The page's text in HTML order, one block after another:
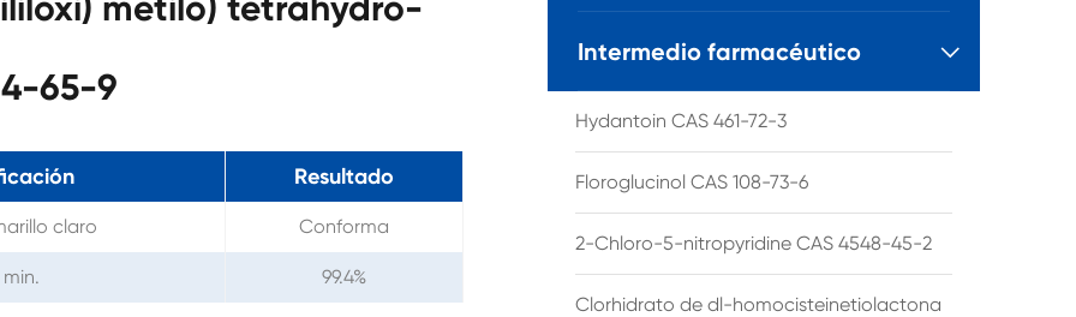
65-9
Resultado
claro Conforma
min. 99.4%
Intermedio farmacéutico 
Hydantoin CAS 461-72-3
Floroglucinol CAS 108-73-6
2-Chloro-5-nitropyridine CAS 4548-45-2
Clorhidrato de dl-homocisteinetiolactona